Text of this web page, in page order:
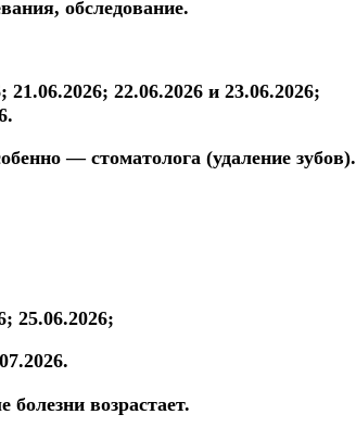
обследование.
21.06.2026; 22.06.2026 и 23.06.2026;
— стоматолога (удаление зубов).
25.06.2026;
болезни возрастает.